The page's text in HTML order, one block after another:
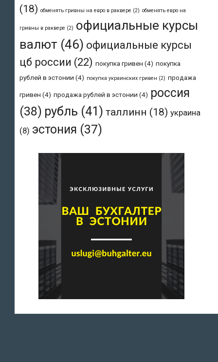
(18) обменять гривны на евро в раквере (2) обменять евро на
гривны в раквере (2) официальные курсы
валют (46) официальные курсы
цб россии (22) покупка гривен (4) покупка
рублей в эстонии (4) покупка украинских гривен (2) продажа
гривен (4) продажа рублей в эстонии (4) россия
(38) рубль (41) таллинн (18) украина
(8) эстония (37)